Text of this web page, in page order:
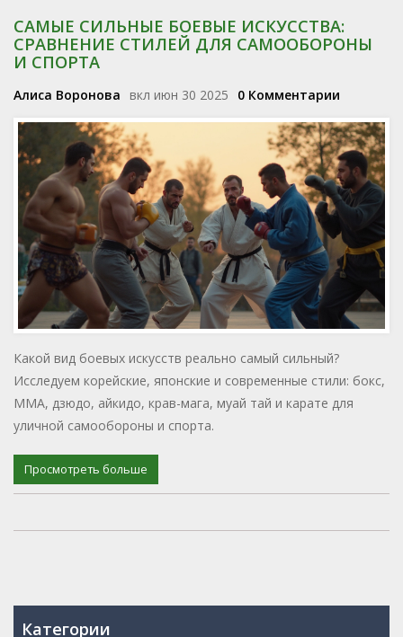
САМЫЕ СИЛЬНЫЕ БОЕВЫЕ ИСКУССТВА:
СРАВНЕНИЕ СТИЛЕЙ ДЛЯ САМООБОРОНЫ
И СПОРТА
Алиса Воронова вкл июн 30 2025 0 Комментарии
Какой вид боевых искусств реально самый сильный?
Исследуем корейские, японские и современные стили: бокс,
ММА, дзюдо, айкидо, крав-мага, муай тай и карате для
уличной самообороны и спорта.
Просмотреть больше
Категории